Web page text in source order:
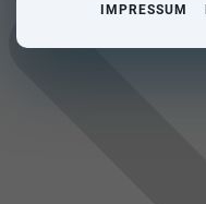
IMPRESSUM